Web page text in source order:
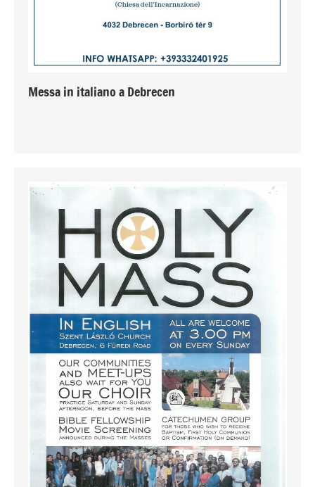
Messa in italiano a Debrecen